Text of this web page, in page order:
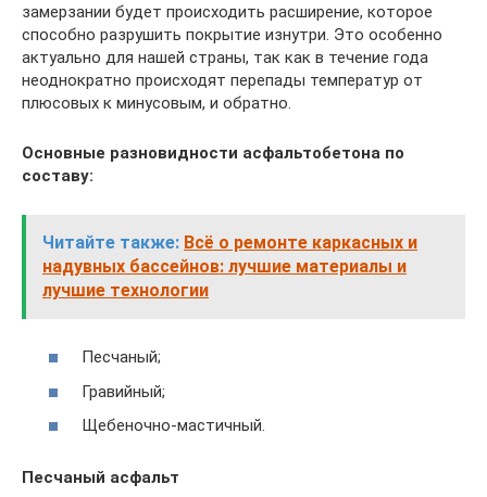
замерзании будет происходить расширение, которое
способно разрушить покрытие изнутри. Это особенно
актуально для нашей страны, так как в течение года
неоднократно происходят перепады температур от
плюсовых к минусовым, и обратно.
Основные разновидности асфальтобетона по
составу:
Читайте также: Всё о ремонте каркасных и
надувных бассейнов: лучшие материалы и
лучшие технологии
Песчаный;
Гравийный;
Щебеночно-мастичный.
Песчаный асфальт